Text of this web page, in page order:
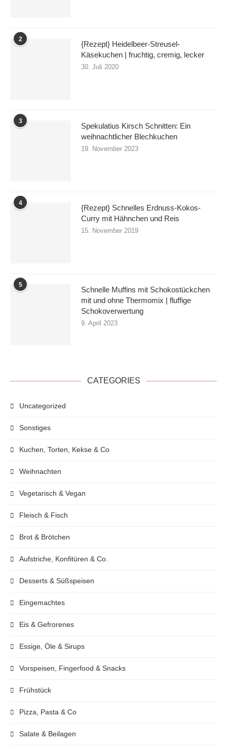
2
{Rezept} Heidelbeer-Streusel-
Käsekuchen | fruchtig, cremig, lecker
30. Juli 2020
3
Spekulatius Kirsch Schnitten: Ein
weihnachtlicher Blechkuchen
19. November 2023
4
{Rezept} Schnelles Erdnuss-Kokos-
Curry mit Hähnchen und Reis
15. November 2019
5
Schnelle Muffins mit Schokostückchen
mit und ohne Thermomix | fluffige
Schokoverwertung
9. April 2023
CATEGORIES
Uncategorized
Sonstiges
Kuchen, Torten, Kekse & Co
Weihnachten
Vegetarisch & Vegan
Fleisch & Fisch
Brot & Brötchen
Aufstriche, Konfitüren & Co.
Desserts & Süßspeisen
Eingemachtes
Eis & Gefrorenes
Essige, Öle & Sirups
Vorspeisen, Fingerfood & Snacks
Frühstück
Pizza, Pasta & Co
Salate & Beilagen